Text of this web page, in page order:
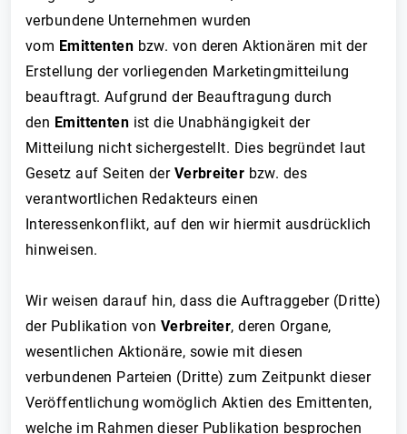
verbundene Unternehmen wurden
vom Emittenten bzw. von deren Aktionären mit der
Erstellung der vorliegenden Marketingmitteilung
beauftragt. Aufgrund der Beauftragung durch
den Emittenten ist die Unabhängigkeit der
Mitteilung nicht sichergestellt. Dies begründet laut
Gesetz auf Seiten der Verbreiter bzw. des
verantwortlichen Redakteurs einen
Interessenkonflikt, auf den wir hiermit ausdrücklich
hinweisen.
Wir weisen darauf hin, dass die Auftraggeber (Dritte)
der Publikation von Verbreiter, deren Organe,
wesentlichen Aktionäre, sowie mit diesen
verbundenen Parteien (Dritte) zum Zeitpunkt dieser
Veröffentlichung womöglich Aktien des Emittenten,
welche im Rahmen dieser Publikation besprochen